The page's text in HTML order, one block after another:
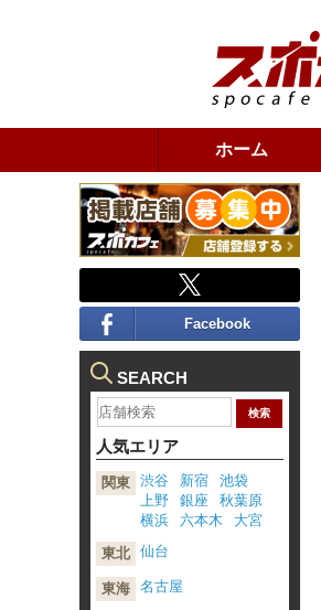
ホーム
Facebook
SEARCH
人気エリア
関東 渋谷 新宿
池袋
上野
銀座
秋葉原
横浜
六本木
大宮
東北 仙台
東海 名古屋